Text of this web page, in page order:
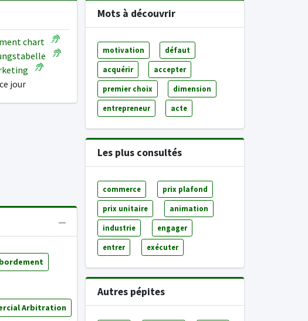
chart
jour
Arbitration
Mots à découvrir
motivation défaut
acquérir accepter
premier choix dimension
entrepreneur acte
Les plus consultés
commerce prix plafond
prix unitaire animation
industrie engager
entrer exécuter
Autres pépites